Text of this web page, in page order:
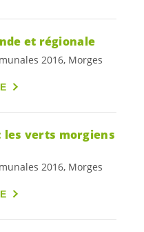
et régionale
2016, Morges
les verts morgiens
2016, Morges